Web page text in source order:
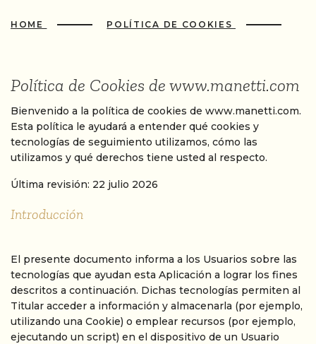
HOME POLÍTICA DE COOKIES
Política de Cookies de www.manetti.com
Bienvenido a la política de cookies de www.manetti.com.
Esta política le ayudará a entender qué cookies y
tecnologías de seguimiento utilizamos, cómo las
utilizamos y qué derechos tiene usted al respecto.
Última revisión: 22 julio 2026
Introducción
El presente documento informa a los Usuarios sobre las
tecnologías que ayudan esta Aplicación a lograr los fines
descritos a continuación. Dichas tecnologías permiten al
Titular acceder a información y almacenarla (por ejemplo,
utilizando una Cookie) o emplear recursos (por ejemplo,
ejecutando un script) en el dispositivo de un Usuario